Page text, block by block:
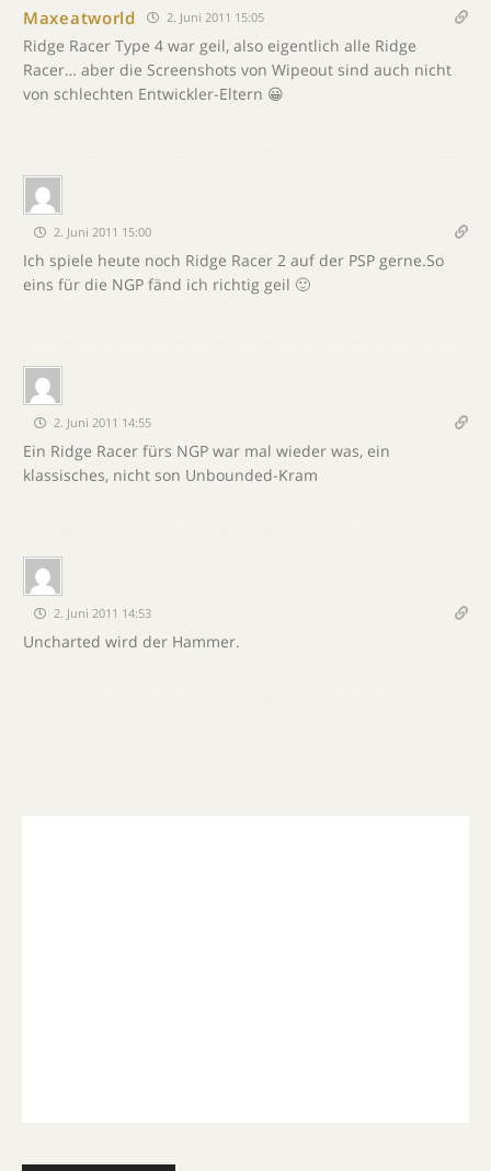
Maxeatworld 2. Juni 2011 15:05
Ridge Racer Type 4 war geil, also eigentlich alle Ridge
Racer… aber die Screenshots von Wipeout sind auch nicht
von schlechten Entwickler-Eltern 😀
2. Juni 2011 15:00
Ich spiele heute noch Ridge Racer 2 auf der PSP gerne.So
eins für die NGP fänd ich richtig geil 🙂
2. Juni 2011 14:55
Ein Ridge Racer fürs NGP war mal wieder was, ein
klassisches, nicht son Unbounded-Kram
2. Juni 2011 14:53
Uncharted wird der Hammer.